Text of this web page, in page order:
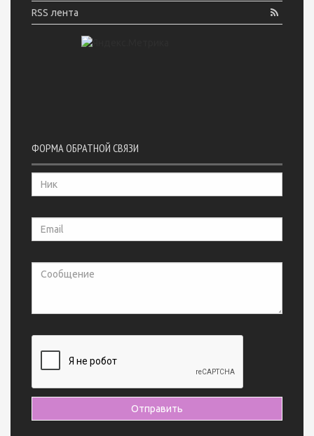
RSS лента
ФОРМА ОБРАТНОЙ СВЯЗИ
Отправить